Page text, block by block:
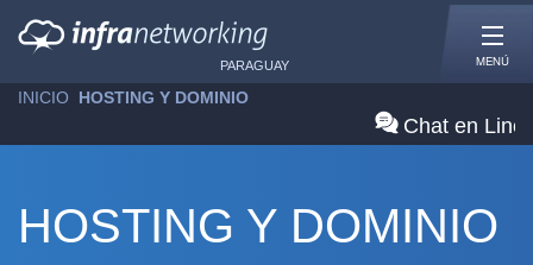
PARAGUAY MENÚ
INICIO »HOSTING Y DOMINIO
Chat en
HOSTING Y DOMINIO